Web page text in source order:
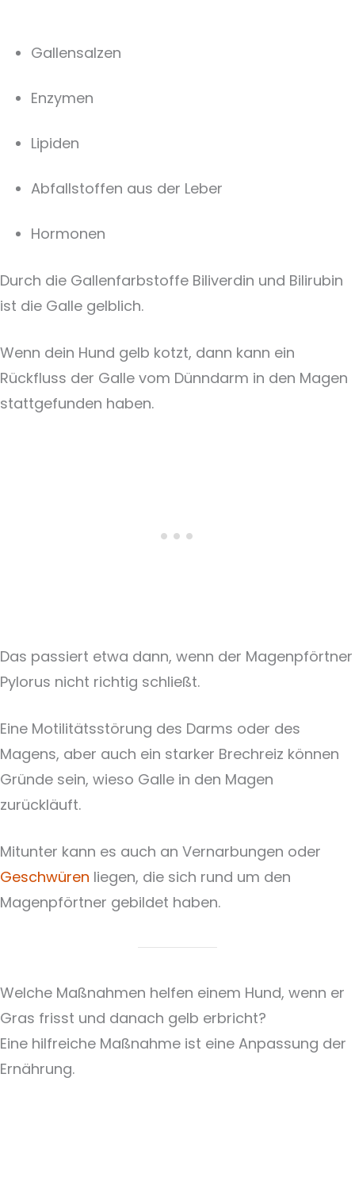
Gallensalzen
Enzymen
Lipiden
Abfallstoffen aus der Leber
Hormonen
Durch die Gallenfarbstoffe Biliverdin und Bilirubin
ist die Galle gelblich.
Wenn dein Hund gelb kotzt, dann kann ein
Rückfluss der Galle vom Dünndarm in den Magen
stattgefunden haben.
Das passiert etwa dann, wenn der Magenpförtner
Pylorus nicht richtig schließt.
Eine Motilitätsstörung des Darms oder des
Magens, aber auch ein starker Brechreiz können
Gründe sein, wieso Galle in den Magen
zurückläuft.
Mitunter kann es auch an Vernarbungen oder
Geschwüren liegen, die sich rund um den
Magenpförtner gebildet haben.
Welche Maßnahmen helfen einem Hund, wenn er
Gras frisst und danach gelb erbricht?
Eine hilfreiche Maßnahme ist eine Anpassung der
Ernährung.